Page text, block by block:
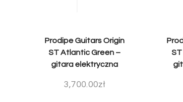
Prodipe Guitars Origin
ST Atlantic Green –
gitara elektryczna
3,700.00zł